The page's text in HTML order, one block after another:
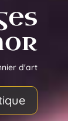
d'art